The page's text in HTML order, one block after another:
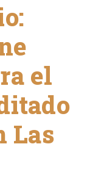
el
Las